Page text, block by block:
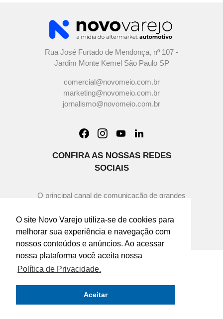
O site Novo Varejo utiliza-se de cookies para
melhorar sua experiência e navegação com
nossos conteúdos e anúncios. Ao acessar
nossa plataforma você aceita nossa
Política de Privacidade.
Aceitar
Rua José Furtado de Mendonça, nº 107 -
Jardim Monte Kemel São Paulo SP
comercial@novomeio.com.br
marketing@novomeio.com.br
jornalismo@novomeio.com.br
CONFIRA AS NOSSAS REDES
SOCIAIS
O principal canal de comunicação de grandes
empresários e profissionais das lojas de
componentes automotivos em todo o Brasil.